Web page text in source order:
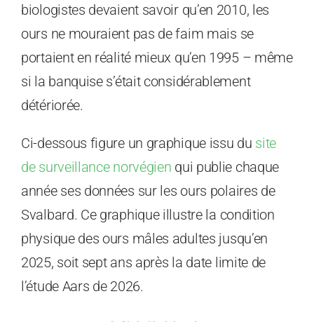
biologistes devaient savoir qu’en 2010, les
ours ne mouraient pas de faim mais se
portaient en réalité mieux qu’en 1995 – même
si la banquise s’était considérablement
détériorée.
Ci-dessous figure un graphique issu du site
de surveillance norvégien qui publie chaque
année ses données sur les ours polaires de
Svalbard. Ce graphique illustre la condition
physique des ours mâles adultes jusqu’en
2025, soit sept ans après la date limite de
l’étude Aars de 2026.